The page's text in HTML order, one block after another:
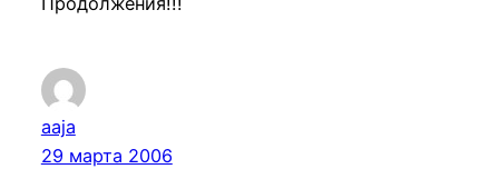
aaja
29 марта 2006